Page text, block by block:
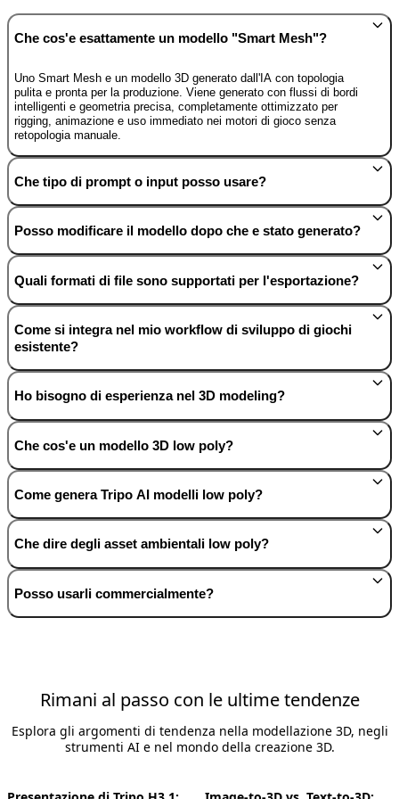
Che cos'e esattamente un modello "Smart Mesh"?
Uno Smart Mesh e un modello 3D generato dall'IA con topologia
pulita e pronta per la produzione. Viene generato con flussi di bordi
intelligenti e geometria precisa, completamente ottimizzato per
rigging, animazione e uso immediato nei motori di gioco senza
retopologia manuale.
Che tipo di prompt o input posso usare?
Posso modificare il modello dopo che e stato generato?
Quali formati di file sono supportati per l'esportazione?
Come si integra nel mio workflow di sviluppo di giochi
esistente?
Ho bisogno di esperienza nel 3D modeling?
Che cos'e un modello 3D low poly?
Come genera Tripo AI modelli low poly?
Che dire degli asset ambientali low poly?
Posso usarli commercialmente?
Rimani al passo con le ultime tendenze
Esplora gli argomenti di tendenza nella modellazione 3D, negli
strumenti AI e nel mondo della creazione 3D.